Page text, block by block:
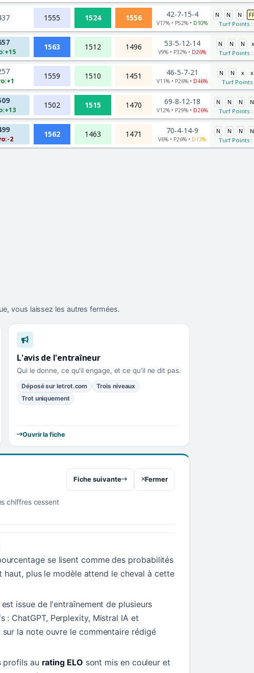
1555 1524 1556 42-7-15-4
V17% • P52% • D10%
N N N
Turf Points :
1563 1512 1496 53-5-12-14
V9% • P32% • D26%
N N N
x
Turf Points :
1559 1510 1451 46-5-7-21
V11% • P26% • D46%
N N x
x
Turf
1502 1515 1470 69-8-12-18
V12% • P29% • D26%
N N N
N
Turf Points :
2
1562 1463 1471 70-4-14-9
V6% • P26% • D13%
N N N
N
Turf Points :
vous laissez les autres fermées.
L'avis de l'entraîneur
Qui le donne, ce qu'il engage, et ce qu'il ne dit pas.
Déposé sur letrot.com
Trois niveaux
Trot uniquement
Ouvrir la fiche
chiffres cessent
Fiche suivante Fermer
se lisent comme des probabilités
haut, plus le modèle attend le cheval à cette
issue de l'entraînement de plusieurs
: ChatGPT, Perplexity, Mistral IA et
sur la note ouvre le commentaire rédigé
profils au rating ELO sont mis en couleur et